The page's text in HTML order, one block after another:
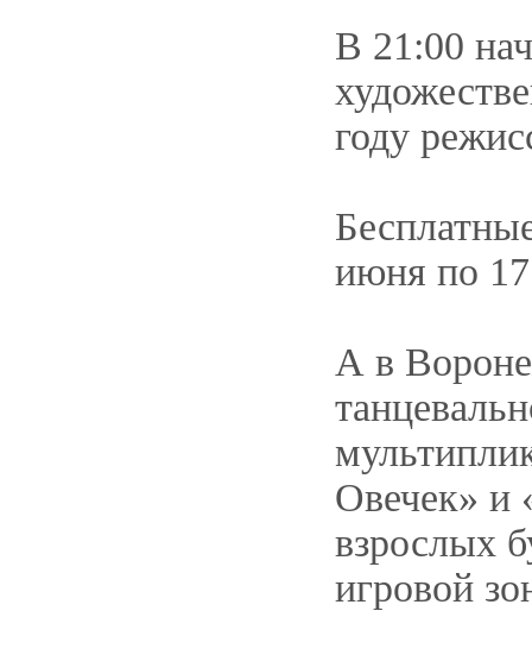
В 21:00
году
июня по 17
А в
Овечек» и
взрослых
игровой